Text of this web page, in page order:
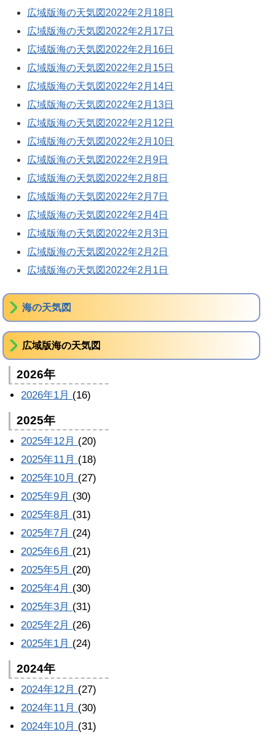
広域版海の天気図2022年2月18日
広域版海の天気図2022年2月17日
広域版海の天気図2022年2月16日
広域版海の天気図2022年2月15日
広域版海の天気図2022年2月14日
広域版海の天気図2022年2月13日
広域版海の天気図2022年2月12日
広域版海の天気図2022年2月10日
広域版海の天気図2022年2月9日
広域版海の天気図2022年2月8日
広域版海の天気図2022年2月7日
広域版海の天気図2022年2月4日
広域版海の天気図2022年2月3日
広域版海の天気図2022年2月2日
広域版海の天気図2022年2月1日
海の天気図
広域版海の天気図
2026年
2026年1月 (16)
2025年
2025年12月 (20)
2025年11月 (18)
2025年10月 (27)
2025年9月 (30)
2025年8月 (31)
2025年7月 (24)
2025年6月 (21)
2025年5月 (20)
2025年4月 (30)
2025年3月 (31)
2025年2月 (26)
2025年1月 (24)
2024年
2024年12月 (27)
2024年11月 (30)
2024年10月 (31)